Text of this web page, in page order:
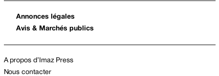
Annonces légales
Avis & Marchés publics
A propos d’Imaz Press
Nous contacter